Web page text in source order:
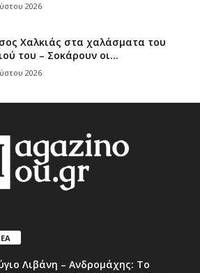
2026
Χαλκιάς στα χαλάσματα του
του – Σοκάρουν οι...
2026
Λιβάνη – Ανδρομάχης: Το